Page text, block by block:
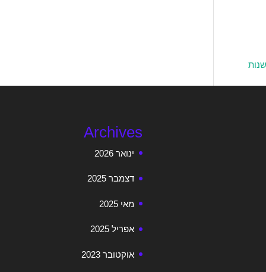
Archives
ינואר 2026
דצמבר 2025
מאי 2025
אפריל 2025
אוקטובר 2023